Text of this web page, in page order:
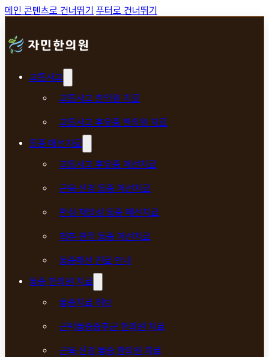
메인 콘텐츠로 건너뛰기 푸터로 건너뛰기
교통사고
교통사고 한의원 치료
교통사고 후유증 한의원 치료
통증 매선치료
교통사고 후유증 매선치료
근육·신경 통증 매선치료
만성·재발성 통증 매선치료
척추·관절 통증 매선치료
통증매선 진료 안내
통증 한의원 치료
통증치료 허브
근막통증증후군 한의원 치료
근육·신경 통증 한의원 치료